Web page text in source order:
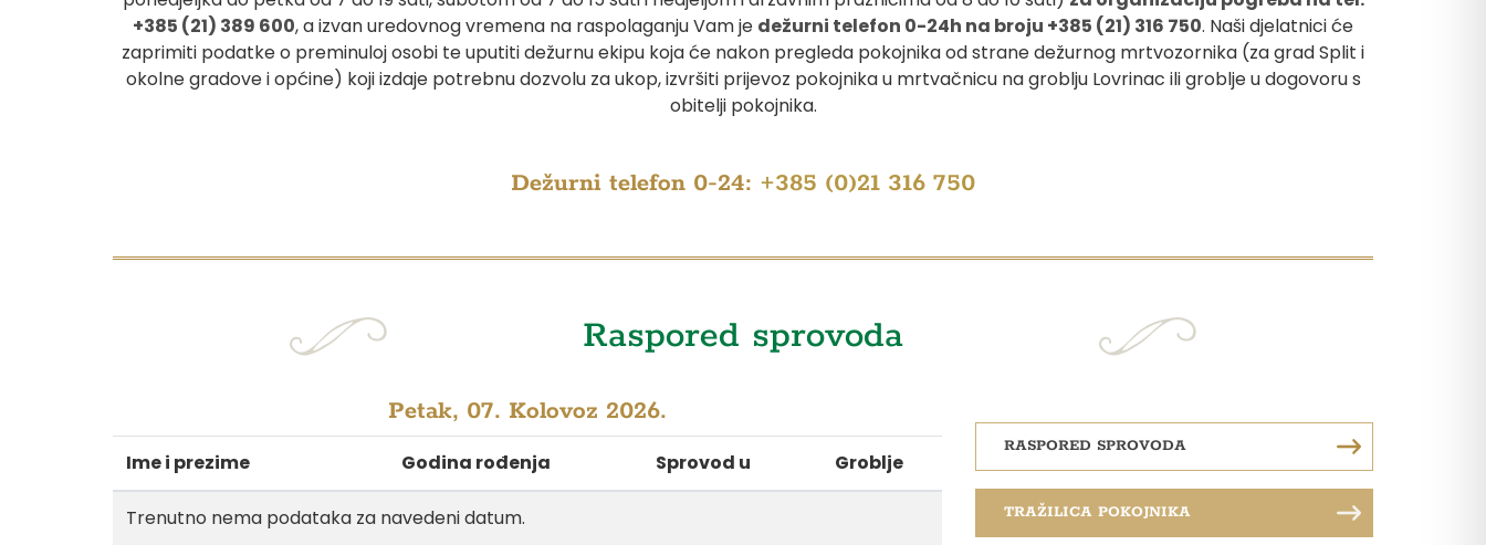
+385 (21) 389 600, a izvan uredovnog vremena na raspolaganju Vam je dežurni telefon 0-24h na broju +385 (21) 316 750. Naši djelatnici će
zaprimiti podatke o preminuloj osobi te uputiti dežurnu ekipu koja će nakon pregleda pokojnika od strane dežurnog mrtvozornika (za grad Split i
okolne gradove i općine) koji izdaje potrebnu dozvolu za ukop, izvršiti prijevoz pokojnika u mrtvačnicu na groblju Lovrinac ili groblje u dogovoru s
obitelji pokojnika.
Dežurni telefon 0-24: +385 (0)21 316 750
Raspored sprovoda
Petak, 07. Kolovoz 2026.
Ime i prezime Godina rođenja Sprovod u Groblje
Trenutno nema podataka za navedeni datum.
RASPORED SPROVODA
TRAŽILICA POKOJNIKA